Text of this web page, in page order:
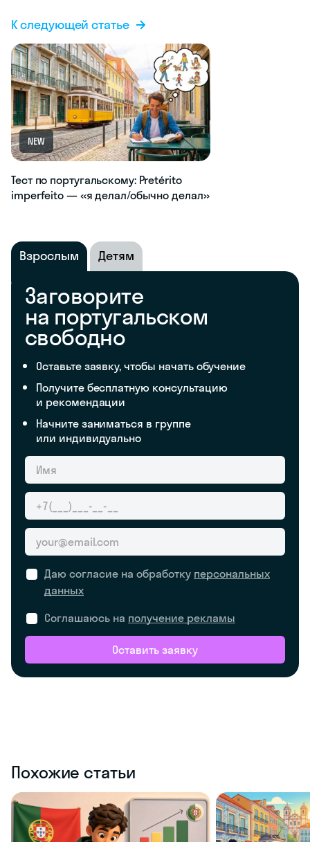
К следующей статье
NEW
Тест по португальскому: Pretérito
imperfeito — «я делал/обычно делал»
Взрослым Детям
Заговорите
на португальском
свободно
Оставьте заявку, чтобы начать обучение
Получите бесплатную консультацию
и рекомендации
Начните заниматься в группе
или индивидуально
Даю согласие на обработку персональных
данных
Соглашаюсь на получение рекламы
Оставить заявку
Похожие статьи